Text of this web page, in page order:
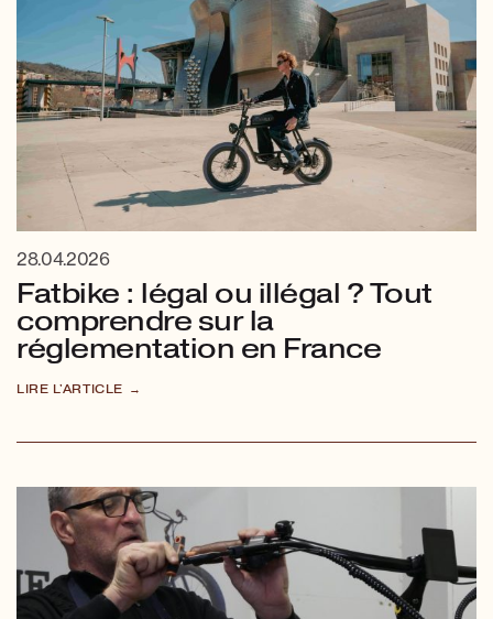
28.04.2026
Fatbike : légal ou illégal ? Tout
comprendre sur la
réglementation en France
LIRE L'ARTICLE